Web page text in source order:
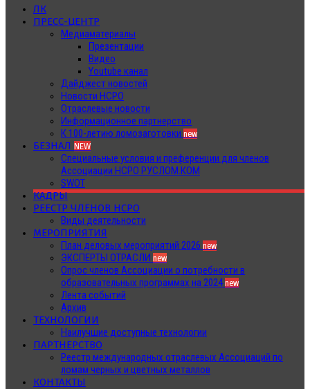
ЛК
ПРЕСС-ЦЕНТР
Медиаматериалы
Презентации
Видео
Youtube канал
Дайджест новостей
Новости НСРО
Отраслевые новости
Информационное партнерство
К 100-летию ломозаготовки new
БЕЗНАЛ NEW
Специальные условия и преференции для членов
Ассоциации НСРО РУСЛОМ.КОМ
SWOT
КАДРЫ
РЕЕСТР ЧЛЕНОВ НСРО
Виды деятельности
МЕРОПРИЯТИЯ
План деловых мероприятий 2026 new
ЭКСПЕРТЫ ОТРАСЛИ new
Опрос членов Ассоциации о потребности в
образовательных программах на 2024new
Лента событий
Архив
ТЕХНОЛОГИИ
Наилучшие доступные технологии
ПАРТНЕРСТВО
Реестр международных отраслевых Ассоциаций по
ломам черных и цветных металлов
КОНТАКТЫ